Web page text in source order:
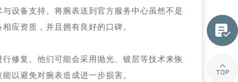
设备支持。将腕表送到官方服务中心虽然不是
应资质，并且拥有良好的口碑。
修复。他们可能会采用抛光、镀层等技术来恢
以避免对腕表造成进一步损害。

